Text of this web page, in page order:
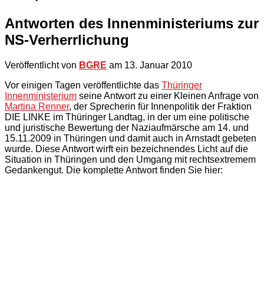
Antworten des Innenministeriums zur
NS-Verherrlichung
Veröffentlicht von BGRE am 13. Januar 2010
Vor einigen Tagen veröffentlichte das Thüringer
Innenministerium seine Antwort zu einer Kleinen Anfrage von
Martina Renner, der Sprecherin für Innenpolitik der Fraktion
DIE LINKE im Thüringer Landtag, in der um eine politische
und juristische Bewertung der Naziaufmärsche am 14. und
15.11.2009 in Thüringen und damit auch in Arnstadt gebeten
wurde. Diese Antwort wirft ein bezeichnendes Licht auf die
Situation in Thüringen und den Umgang mit rechtsextremem
Gedankengut. Die komplette Antwort finden Sie hier: